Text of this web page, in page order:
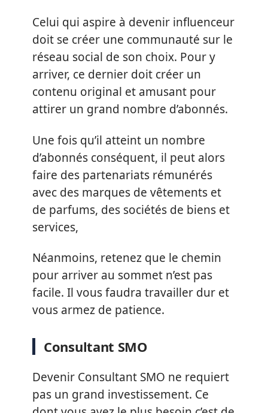
Celui qui aspire à devenir influenceur
doit se créer une communauté sur le
réseau social de son choix. Pour y
arriver, ce dernier doit créer un
contenu original et amusant pour
attirer un grand nombre d’abonnés.
Une fois qu’il atteint un nombre
d’abonnés conséquent, il peut alors
faire des partenariats rémunérés
avec des marques de vêtements et
de parfums, des sociétés de biens et
services,
Néanmoins, retenez que le chemin
pour arriver au sommet n’est pas
facile. Il vous faudra travailler dur et
vous armez de patience.
Consultant SMO
Devenir Consultant SMO ne requiert
pas un grand investissement. Ce